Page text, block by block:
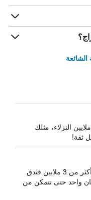
النزلاء، مثلك
ثقة!
يبحث HotelsCombined في أكثر من 3 ملايين فندق
واحد حتى تتمكن من